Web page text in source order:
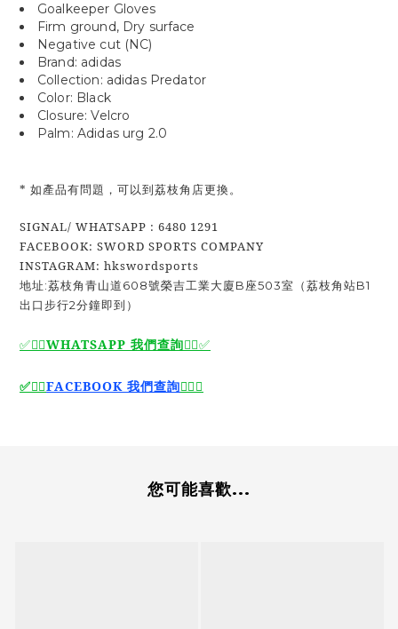
Goalkeeper Gloves
Firm ground, Dry surface
Negative cut (NC)
Brand: adidas
Collection: adidas Predator
Color: Black
Closure: Velcro
Palm: Adidas urg 2.0
* 如產品有問題，可以到荔枝角店更換。
SIGNAL/ WHATSAPP : 6480 1291
FACEBOOK: SWORD SPORTS COMPANY
INSTAGRAM: hkswordsports
地址:荔枝角青山道608號榮吉工業大廈B座503室（荔枝角站B1
出口步行2分鐘即到）
✅🙆‍♂️WHATSAPP 我們查詢🙆‍♂️✅
✅🙆‍♂️FACEBOOK 我們查詢🙆‍♂️✅
您可能喜歡...